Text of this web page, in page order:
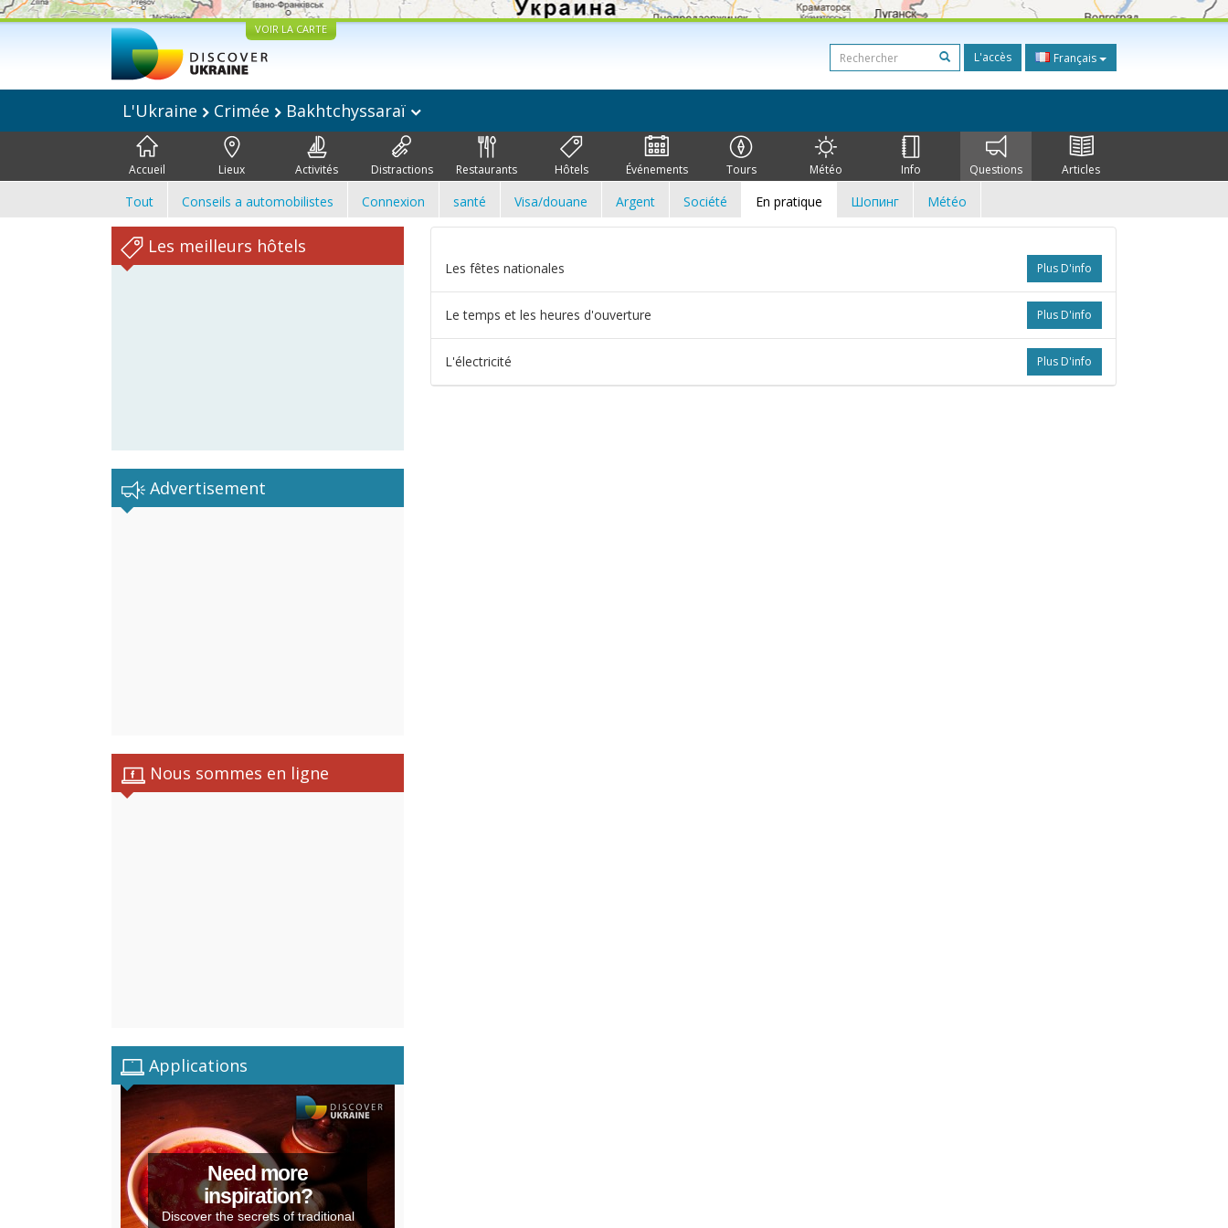
VOIR LA CARTE
L'accès Français
L'Ukraine Crimée Bakhtchyssaraï
Accueil Lieux Activités Distractions Restaurants Hôtels Événements Tours Météo Info Questions Articles
Tout Conseils a automobilistes Connexion santé Visa/douane Argent Société En pratique Шопинг Météo
Les meilleurs hôtels
Advertisement
Nous sommes en ligne
Applications
Need more
inspiration?
Discover the secrets of traditional
Plus D'info
Les fêtes nationales
Plus D'info
Le temps et les heures d'ouverture
Plus D'info
L'électricité